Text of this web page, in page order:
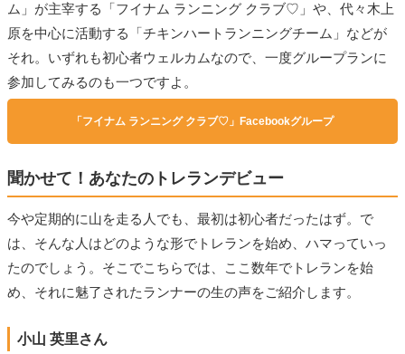
ム」が主宰する「フイナム ランニング クラブ♡」や、代々木上
原を中心に活動する「チキンハートランニングチーム」などが
それ。いずれも初心者ウェルカムなので、一度グループランに
参加してみるのも一つですよ。
「フイナム ランニング クラブ♡」Facebookグループ
聞かせて！あなたのトレランデビュー
今や定期的に山を走る人でも、最初は初心者だったはず。で
は、そんな人はどのような形でトレランを始め、ハマっていっ
たのでしょう。そこでこちらでは、ここ数年でトレランを始
め、それに魅了されたランナーの生の声をご紹介します。
小山 英里さん